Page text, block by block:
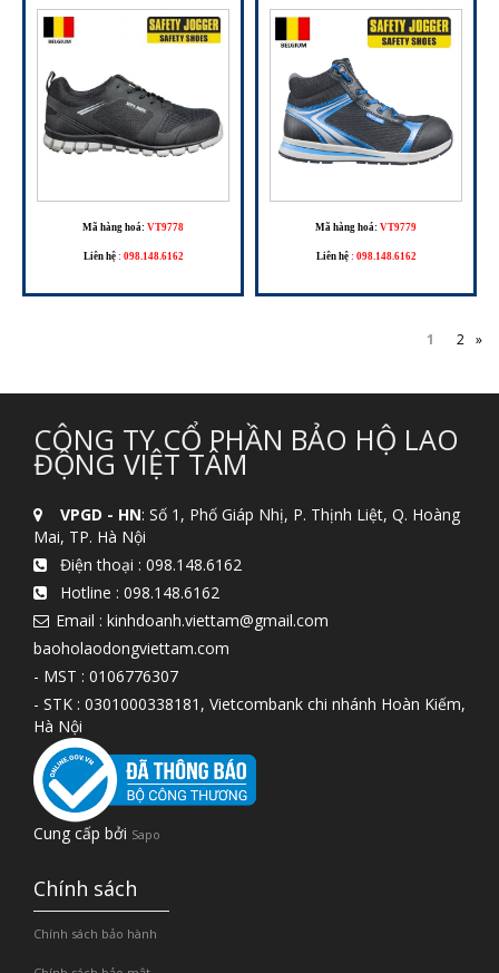
Mã hàng hoá: VT9778
Liên hệ : 098.148.6162
Mã hàng hoá: VT9779
Liên hệ : 098.148.6162
1 2 »
CÔNG TY CỔ PHẦN BẢO HỘ LAO
ĐỘNG VIỆT TÂM
VPGD - HN: Số 1, Phố Giáp Nhị, P. Thịnh Liệt, Q. Hoàng
Mai, TP. Hà Nội
Điện thoại : 098.148.6162
Hotline : 098.148.6162
Email : kinhdoanh.viettam@gmail.com
baoholaodongviettam.com
- MST : 0106776307
- STK : 0301000338181, Vietcombank chi nhánh Hoàn Kiếm,
Hà Nội
Cung cấp bởi Sapo
Chính sách
Chính sách bảo hành